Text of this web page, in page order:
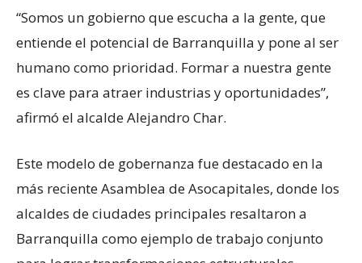
“Somos un gobierno que escucha a la gente, que
entiende el potencial de Barranquilla y pone al ser
humano como prioridad. Formar a nuestra gente
es clave para atraer industrias y oportunidades”,
afirmó el alcalde Alejandro Char.
Este modelo de gobernanza fue destacado en la
más reciente Asamblea de Asocapitales, donde los
alcaldes de ciudades principales resaltaron a
Barranquilla como ejemplo de trabajo conjunto